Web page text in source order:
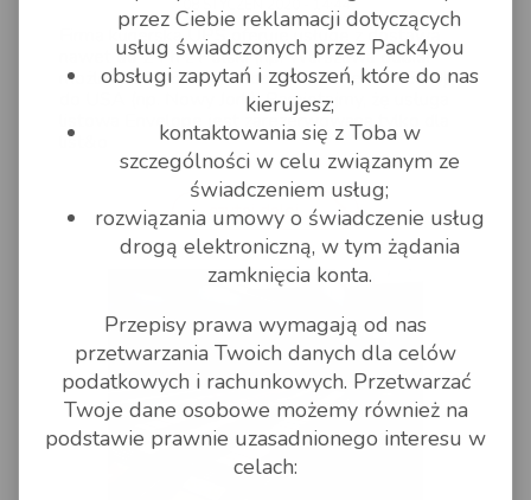
08 STYCZEŃ 2020 - 14:44
Firma kurierska UPS oferuje usługę z dostawą
nawet do 24 h z Polski (np. Warszawa odbiór
możliwy do 18:30 - zlecenie złożone do 15:30)
do USA (np. Nowy Jork). Pamiętajmy, żę usługa
listowa Envelope jest zarezerwowana tylko dla
list&o
czytaj dalej
przez Ciebie reklamacji dotyczących
usług świadczonych przez Pack4you
obsługi zapytań i zgłoszeń, które do nas
kierujesz;
kontaktowania się z Toba w
szczególności w celu związanym ze
świadczeniem usług;
rozwiązania umowy o świadczenie usług
drogą elektroniczną, w tym żądania
zamknięcia konta.
Przepisy prawa wymagają od nas
przetwarzania Twoich danych dla celów
podatkowych i rachunkowych. Przetwarzać
Twoje dane osobowe możemy również na
podstawie prawnie uzasadnionego interesu w
celach: